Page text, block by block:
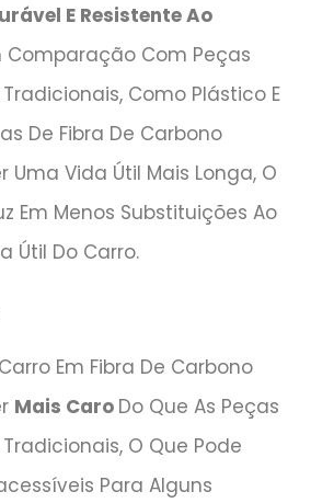
E Resistente Ao
Comparação Com Peças
Como Plástico E
De Fibra De Carbono
Uma Vida Útil Mais Longa, O
Em Menos Substituições Ao
Útil Do Carro.
Em Fibra De Carbono
Mais Caro Do Que As Peças
O Que Pode
Para Alguns